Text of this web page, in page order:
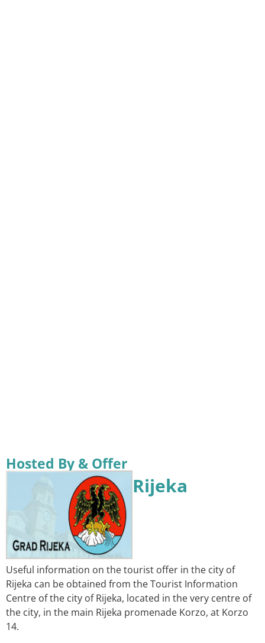
Hosted By & Offer
Rijeka
Useful information on the tourist offer in the city of
Rijeka can be obtained from the Tourist Information
Centre of the city of Rijeka, located in the very centre of
the city, in the main Rijeka promenade Korzo, at Korzo
14.